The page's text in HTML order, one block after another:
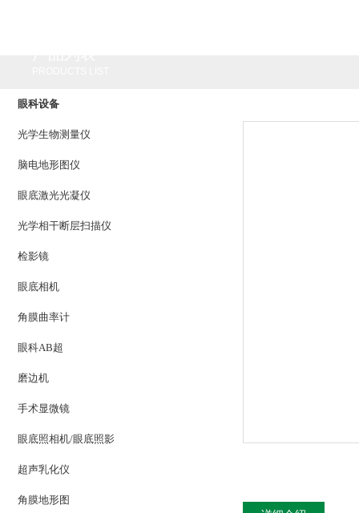
眼科设备
光学生物测量仪
脑电地形图仪
眼底激光光凝仪
光学相干断层扫描仪
检影镜
眼底相机
角膜曲率计
眼科AB超
磨边机
手术显微镜
眼底照相机/眼底照影
超声乳化仪
角膜地形图